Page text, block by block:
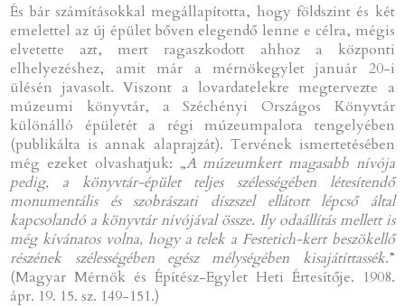
És bár számításokkal megállapította, hogy földszint és két
emelettel az új épület bőven elegendő lenne e célra, mégis
elvetette azt, mert ragaszkodott ahhoz a központi
elhelyezéshez, amit már a mérnökegylet január 20-i
ülésén javasolt. Viszont a lovardatelekre megtervezte a
múzeumi könyvtár, a Széchényi Országos Könyvtár
különálló épületét a régi múzeumpalota tengelyében
(publikálta is annak alaprajzát). Tervének ismertetésében
még ezeket olvashatjuk: „A múzeumkert magasabb nívója
pedig, a könyvtár-épület teljes szélességében létesítendő
monumentális és szobrászati díszszel ellátott lépcső által
kapcsolandó a könyvtár nívójával össze. Ily odaállítás mellett is
még kívánatos volna, hogy a telek a Festetich-kert beszökellő
részének szélességében egész mélységében kisajátíttassék.”
(Magyar Mérnök és Építész-Egylet Heti Értesítője. 1908.
ápr. 19. 15. sz. 149-151.)